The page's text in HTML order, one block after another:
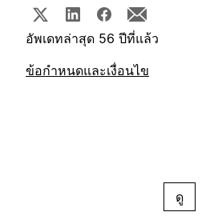
อัพเดทล่าสุด 56 ปีที่แล้ว
ข้อกำหนดและเงื่อนไข
ดู